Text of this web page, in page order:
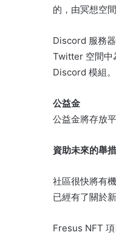
的，由冥想空
Discord 服務
Twitter 空間中
Discord 模組。
公益金
公益金將存放
資助未來的舉措
社區很快將有
已經有了關於
Fresus NFT 項